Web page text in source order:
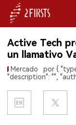
INICIO
EMPRESA
PRODUCTO
Active Tech
un llamativo
Mercado
por {
"description": "",